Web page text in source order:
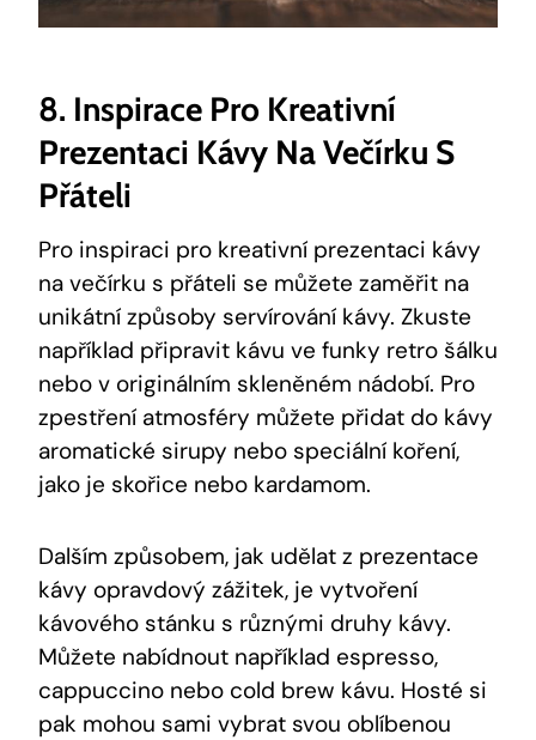
8. Inspirace Pro Kreativní
Prezentaci Kávy Na Večírku S
Přáteli
Pro inspiraci pro kreativní prezentaci kávy
na večírku s přáteli se můžete zaměřit na
unikátní způsoby servírování kávy. Zkuste
například připravit kávu ve funky retro šálku
nebo v originálním skleněném nádobí. Pro
zpestření atmosféry můžete přidat do kávy
aromatické sirupy nebo speciální koření,
jako je skořice nebo kardamom.
Dalším způsobem, jak udělat z prezentace
kávy opravdový zážitek, je vytvoření
kávového stánku s různými druhy kávy.
Můžete nabídnout například espresso,
cappuccino nebo cold brew kávu. Hosté si
pak mohou sami vybrat svou oblíbenou